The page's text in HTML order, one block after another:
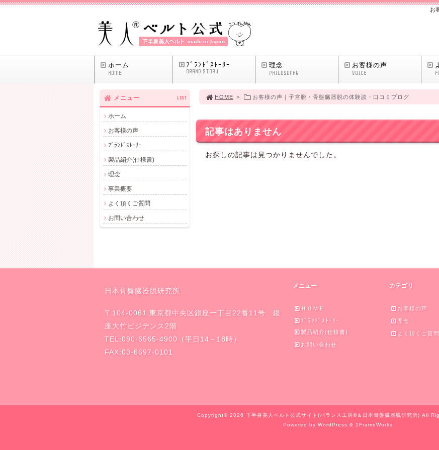
お
ホーム
HOME
ﾌﾞﾗﾝﾄﾞｽﾄｰﾘｰ
BRAND STORY
理念
PHILOSOPHY
お客様の声
VOICE
HOME > お客様の声｜子宮脱・骨盤臓器脱の体験談・口コミブログ
記事はありません
お探しの記事は見つかりませんでした。
メニュー LIST
ホーム
お客様の声
ﾌﾞﾗﾝﾄﾞｽﾄｰﾘｰ
製品紹介(仕様書)
理念
事業概要
よく頂くご質問
お問い合わせ
日本骨盤臓器脱研究所
〒104-0061 東京都中央区銀座一丁目22番11号 銀
座大竹ビジデンス2階
TEL:090-6565-4900（平日14～18時）
FAX:03-6697-0101
メニュー
ＨＯＭＥ
ﾌﾞﾗﾝﾄﾞｽﾄｰﾘｰ
製品紹介(仕様書)
お問い合わせ
カテゴリ
お客様の声
理念
よく頂くご質問
Copyright© 2026 下半身美人ベルト公式サイト(バランス工房®＆日本骨盤臓器脱研究所) All
Powered by WordPress & 1FrameWorks